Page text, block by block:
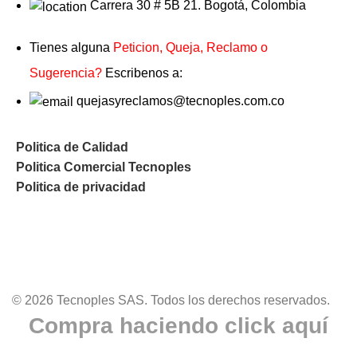
Carrera 30 # 5B 21. Bogotá, Colombia
Tienes alguna Peticion, Queja, Reclamo o
Sugerencia? Escribenos a:
quejasyreclamos@tecnoples.com.co
Politica de Calidad
Politica Comercial Tecnoples
Politica de privacidad
© 2026 Tecnoples SAS. Todos los derechos reservados.
Compra haciendo click aquí